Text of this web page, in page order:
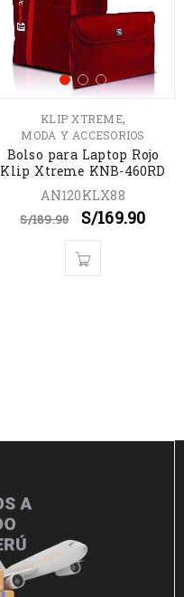
KLIP XTREME,
MODA Y ACCESORIOS
Bolso para Laptop Rojo
Klip Xtreme KNB-460RD
AN120KLX88
S/189.90 S/169.90